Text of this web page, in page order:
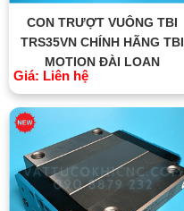
CON TRƯỢT VUÔNG TBI
TRS35VN CHÍNH HÃNG TBI
MOTION ĐÀI LOAN
Giá: Liên hệ